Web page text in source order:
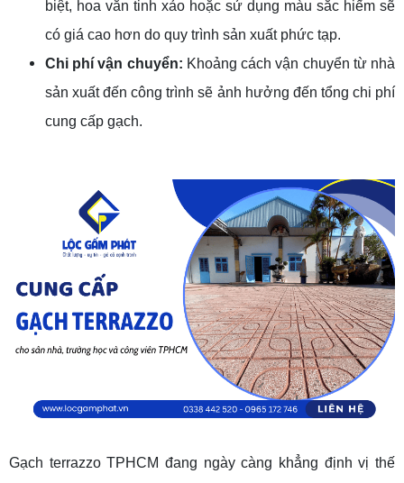
biệt, hoa văn tinh xảo hoặc sử dụng màu sắc hiếm sẽ
có giá cao hơn do quy trình sản xuất phức tạp.
Chi phí vận chuyển: Khoảng cách vận chuyển từ nhà
sản xuất đến công trình sẽ ảnh hưởng đến tổng chi phí
cung cấp gạch.
Gạch terrazzo TPHCM đang ngày càng khẳng định vị thế